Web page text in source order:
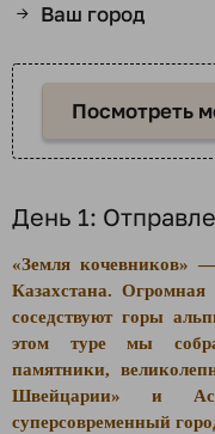
→ Ваш город
Посмотреть
День 1:
«Земля кочевников»
Казахстана.
соседствуют горы
этом туре мы
памятники,
Швейцарии» и
суперсовременный